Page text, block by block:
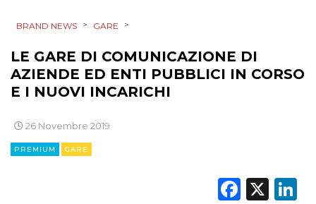
STRATEGIE
CINEMA
BRAND NEWS > GARE >
LE GARE DI COMUNICAZIONE DI
AZIENDE ED ENTI PUBBLICI IN CORSO
E I NUOVI INCARICHI
26 Novembre 2019
PREMIUM GARE
X